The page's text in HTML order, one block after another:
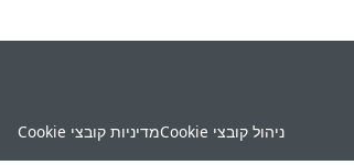
ניהול קובצי Cookie מדיניות קובצי Cookie